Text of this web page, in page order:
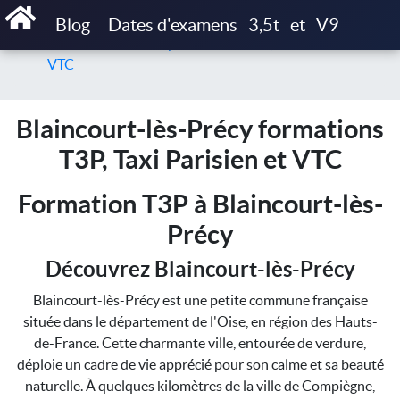
Blog Dates d'examens 3,5t et V9
Accueil
VTC
Blaincourt-lès-Précy formations
T3P, Taxi Parisien et VTC
Formation T3P à Blaincourt-lès-
Précy
Découvrez Blaincourt-lès-Précy
Blaincourt-lès-Précy est une petite commune française
située dans le département de l'Oise, en région des Hauts-
de-France. Cette charmante ville, entourée de verdure,
déploie un cadre de vie apprécié pour son calme et sa beauté
naturelle. À quelques kilomètres de la ville de Compiègne,